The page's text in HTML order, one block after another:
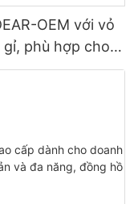
OEM với vỏ
phù hợp cho
dễ phối đồ.